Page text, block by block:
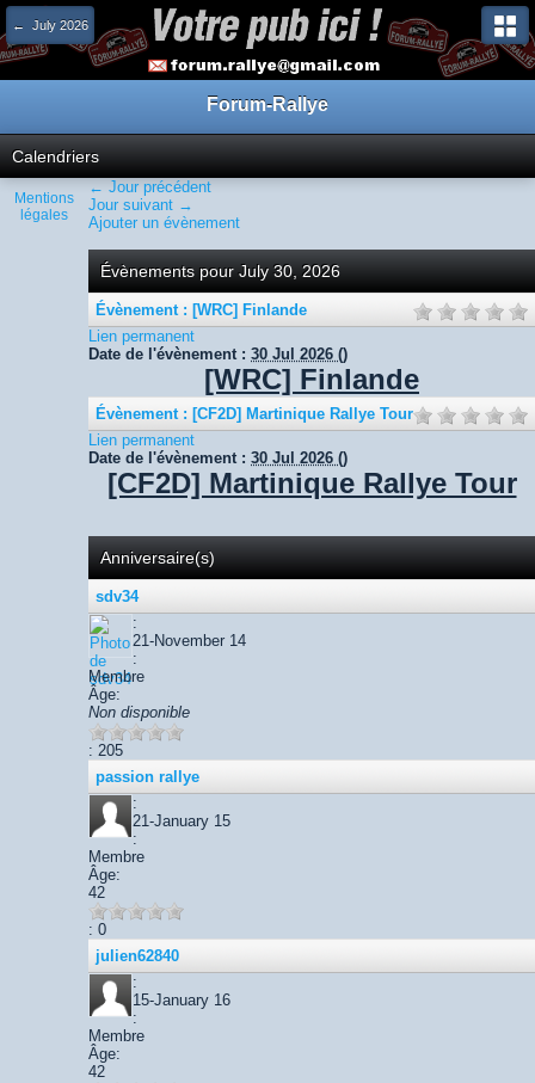
← July 2026
Forum-Rallye
Calendriers
← Jour précédent
Jour suivant →
Ajouter un évènement
Évènements pour July 30, 2026
Évènement : [WRC] Finlande
Lien permanent
Date de l'évènement : 30 Jul 2026 ()
[WRC] Finlande
Évènement : [CF2D] Martinique Rallye Tour
Lien permanent
Date de l'évènement : 30 Jul 2026 ()
[CF2D] Martinique Rallye Tour
Anniversaire(s)
sdv34
:
21-November 14
:
Membre
Âge:
Non disponible
: 205
passion rallye
:
21-January 15
:
Membre
Âge:
42
: 0
julien62840
:
15-January 16
:
Membre
Âge:
42
Mentions
légales